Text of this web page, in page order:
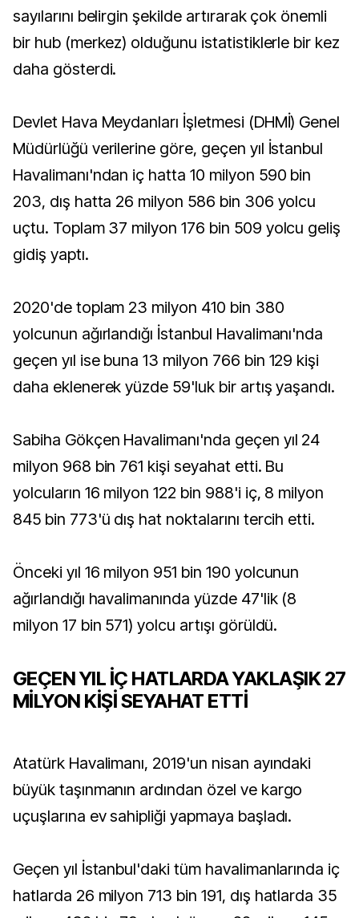
sayılarını belirgin şekilde artırarak çok önemli
bir hub (merkez) olduğunu istatistiklerle bir kez
daha gösterdi.
Devlet Hava Meydanları İşletmesi (DHMİ) Genel
Müdürlüğü verilerine göre, geçen yıl İstanbul
Havalimanı'ndan iç hatta 10 milyon 590 bin
203, dış hatta 26 milyon 586 bin 306 yolcu
uçtu. Toplam 37 milyon 176 bin 509 yolcu geliş
gidiş yaptı.
2020'de toplam 23 milyon 410 bin 380
yolcunun ağırlandığı İstanbul Havalimanı'nda
geçen yıl ise buna 13 milyon 766 bin 129 kişi
daha eklenerek yüzde 59'luk bir artış yaşandı.
Sabiha Gökçen Havalimanı'nda geçen yıl 24
milyon 968 bin 761 kişi seyahat etti. Bu
yolcuların 16 milyon 122 bin 988'i iç, 8 milyon
845 bin 773'ü dış hat noktalarını tercih etti.
Önceki yıl 16 milyon 951 bin 190 yolcunun
ağırlandığı havalimanında yüzde 47'lik (8
milyon 17 bin 571) yolcu artışı görüldü.
GEÇEN YIL İÇ HATLARDA YAKLAŞIK 27
MİLYON KİŞİ SEYAHAT ETTİ
Atatürk Havalimanı, 2019'un nisan ayındaki
büyük taşınmanın ardından özel ve kargo
uçuşlarına ev sahipliği yapmaya başladı.
Geçen yıl İstanbul'daki tüm havalimanlarında iç
hatlarda 26 milyon 713 bin 191, dış hatlarda 35